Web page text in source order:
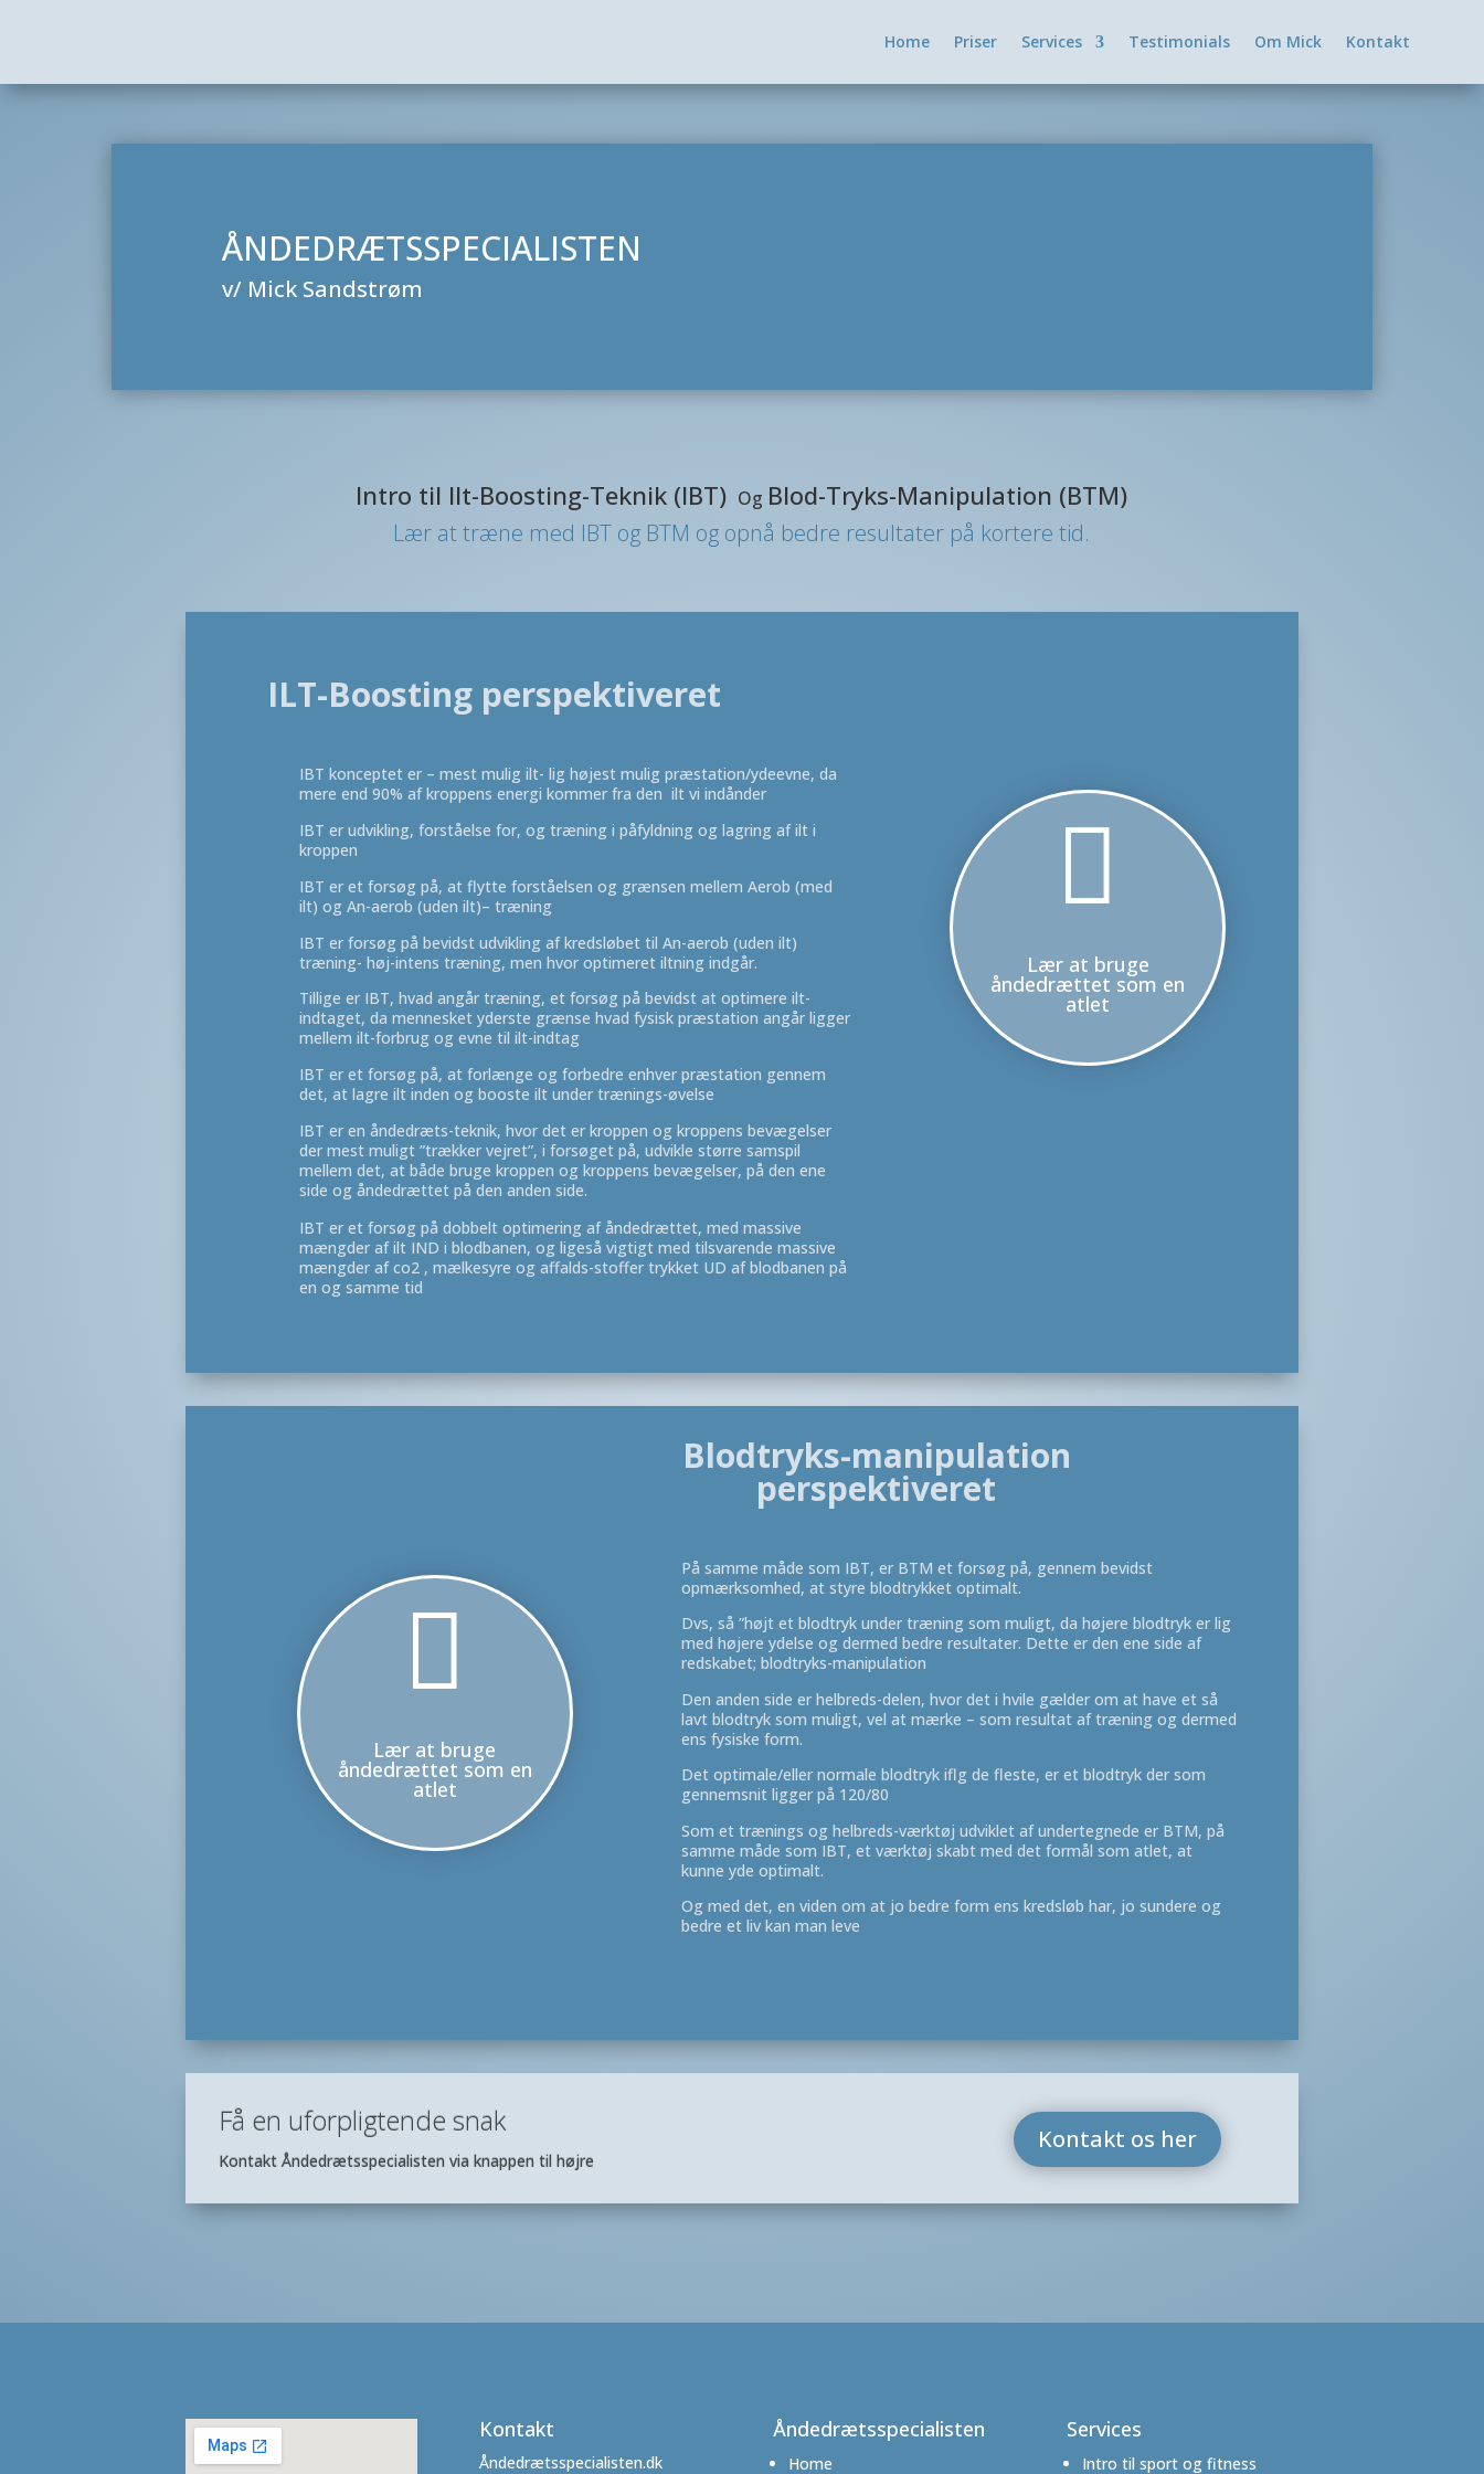
Home Priser Services Testimonials Om Mick Kontakt
ÅNDEDRÆTSSPECIALISTEN
v/ Mick Sandstrøm
Intro til Ilt-Boosting-Teknik (IBT) Og Blod-Tryks-Manipulation (BTM)
Lær at træne med IBT og BTM og opnå bedre resultater på kortere tid.
ILT-Boosting perspektiveret
IBT konceptet er – mest mulig ilt- lig højest mulig præstation/ydeevne, da
mere end 90% af kroppens energi kommer fra den ilt vi indånder
IBT er udvikling, forståelse for, og træning i påfyldning og lagring af ilt i
kroppen
IBT er et forsøg på, at flytte forståelsen og grænsen mellem Aerob (med
ilt) og An-aerob (uden ilt)– træning
IBT er forsøg på bevidst udvikling af kredsløbet til An-aerob (uden ilt)
træning- høj-intens træning, men hvor optimeret iltning indgår.
Tillige er IBT, hvad angår træning, et forsøg på bevidst at optimere ilt-
indtaget, da mennesket yderste grænse hvad fysisk præstation angår ligger
mellem ilt-forbrug og evne til ilt-indtag
IBT er et forsøg på, at forlænge og forbedre enhver præstation gennem
det, at lagre ilt inden og booste ilt under trænings-øvelse
IBT er en åndedræts-teknik, hvor det er kroppen og kroppens bevægelser
der mest muligt ”trækker vejret”, i forsøget på, udvikle større samspil
mellem det, at både bruge kroppen og kroppens bevægelser, på den ene
side og åndedrættet på den anden side.
IBT er et forsøg på dobbelt optimering af åndedrættet, med massive
mængder af ilt IND i blodbanen, og ligeså vigtigt med tilsvarende massive
mængder af co2 , mælkesyre og affalds-stoffer trykket UD af blodbanen på
en og samme tid

Lær at bruge
åndedrættet som en
atlet

Lær at bruge
åndedrættet som en
atlet
Blodtryks-manipulation
perspektiveret
På samme måde som IBT, er BTM et forsøg på, gennem bevidst
opmærksomhed, at styre blodtrykket optimalt.
Dvs, så ”højt et blodtryk under træning som muligt, da højere blodtryk er lig
med højere ydelse og dermed bedre resultater. Dette er den ene side af
redskabet; blodtryks-manipulation
Den anden side er helbreds-delen, hvor det i hvile gælder om at have et så
lavt blodtryk som muligt, vel at mærke – som resultat af træning og dermed
ens fysiske form.
Det optimale/eller normale blodtryk iflg de fleste, er et blodtryk der som
gennemsnit ligger på 120/80
Som et trænings og helbreds-værktøj udviklet af undertegnede er BTM, på
samme måde som IBT, et værktøj skabt med det formål som atlet, at
kunne yde optimalt.
Og med det, en viden om at jo bedre form ens kredsløb har, jo sundere og
bedre et liv kan man leve
Få en uforpligtende snak
Kontakt Åndedrætsspecialisten via knappen til højre
Kontakt os her
Kontakt
Åndedrætsspecialisten.dk
Åndedrætsspecialisten
Home
Services
Intro til sport og fitness